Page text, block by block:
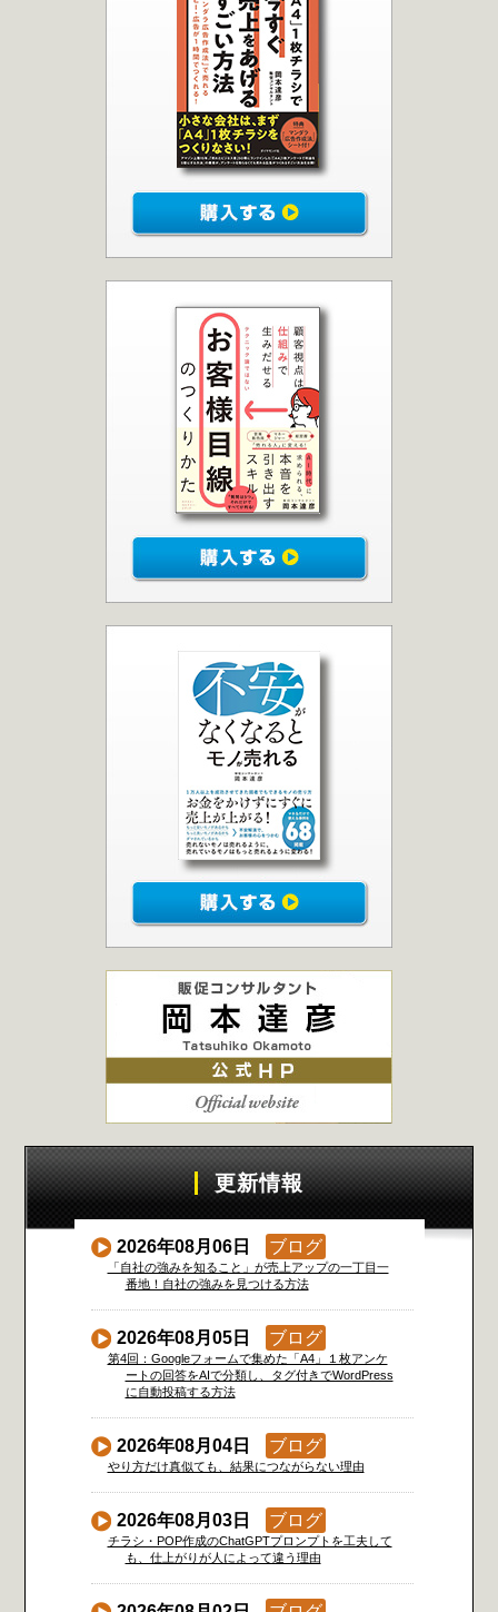
更新情報
2026年08月06日 ブログ
「自社の強みを知ること」が売上アップの一丁目一
番地！自社の強みを見つける方法
2026年08月05日 ブログ
第4回：Googleフォームで集めた「A4」１枚アンケ
ートの回答をAIで分類し、タグ付きでWordPress
に自動投稿する方法
2026年08月04日 ブログ
やり方だけ真似ても、結果につながらない理由
2026年08月03日 ブログ
チラシ・POP作成のChatGPTプロンプトを工夫して
も、仕上がりが人によって違う理由